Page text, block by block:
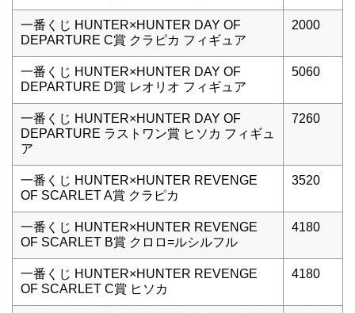
一番くじ HUNTER×HUNTER DAY OF
DEPARTURE C賞 クラピカ フィギュア
2000
一番くじ HUNTER×HUNTER DAY OF
DEPARTURE D賞 レオリオ フィギュア
5060
一番くじ HUNTER×HUNTER DAY OF
DEPARTURE ラストワン賞 ヒソカ フィギュ
ア
7260
一番くじ HUNTER×HUNTER REVENGE
OF SCARLET A賞 クラピカ
3520
一番くじ HUNTER×HUNTER REVENGE
OF SCARLET B賞 クロロ=ルシルフル
4180
一番くじ HUNTER×HUNTER REVENGE
OF SCARLET C賞 ヒソカ
4180